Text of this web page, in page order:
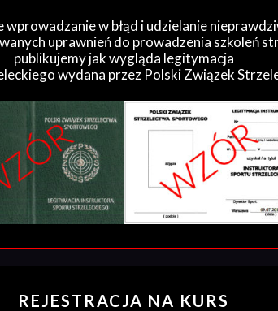
wprowadzanie w błąd i udzielanie
uprawnień do prowadzenia szkoleń
publikujemy jak wygląda legitymacja
wydana przez Polski Związek
REJESTRACJA NA KURS